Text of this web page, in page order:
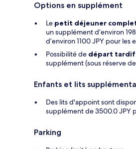
Options en supplément
Le petit déjeuner
un supplément d’environ
d’environ 1100 JPY pour les
Possibilité de départ tardif
supplément (sous réserve
Enfants et lits
Des lits d'appoint sont
supplément de 3500.0 JPY
Parking